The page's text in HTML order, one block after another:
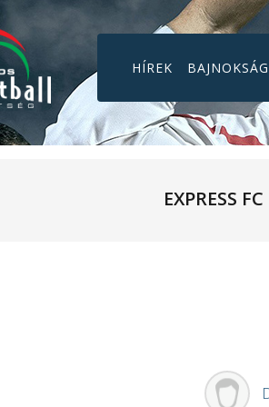
HÍREK
EXPRESS FC